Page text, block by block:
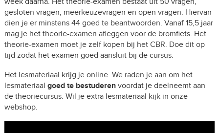
gesloten vragen, meerkeuzevragen en open vragen. Hiervan
dien je er minstens 44 goed te beantwoorden. Vanaf 15,5 jaar
mag je het theorie-examen afleggen voor de bromfiets. Het
theorie-examen moet je zelf kopen bij het CBR. Doe dit op
tijd zodat het examen goed aansluit bij de cursus.
Het lesmateriaal krijg je online. We raden je aan om het
lesmateriaal goed te bestuderenvoordat je deelneemt aan
de theoriecursus. Wil je extra lesmateriaal kijk in onze
webshop.